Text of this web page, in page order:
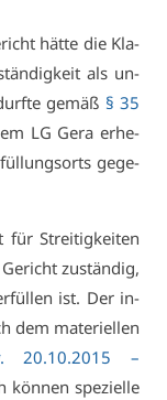
hät­te die Kla­
als un­
ge­mäß § 35
LG Ge­ra er­he­
ge­ge­
für Strei­tig­kei­ten
zu­stän­dig,
ist. Der in­
dem ma­te­ri­el­len
20.10.2015 –
kön­nen spe­zi­el­le